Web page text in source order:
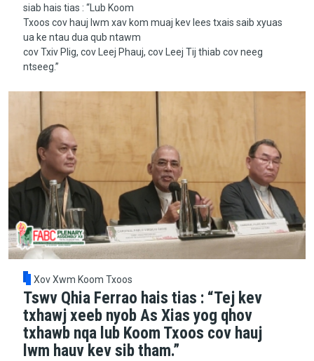
siab hais tias : “Lub Koom
Txoos cov hauj lwm xav kom muaj kev lees txais saib xyuas
ua ke ntau dua qub ntawm
cov Txiv Plig, cov Leej Phauj, cov Leej Tij thiab cov neeg
ntseeg.”
Xov Xwm Koom Txoos
Tswv Qhia Ferrao hais tias : “Tej kev
txhawj xeeb nyob As Xias yog qhov
txhawb nqa lub Koom Txoos cov hauj
lwm hauv kev sib tham.”